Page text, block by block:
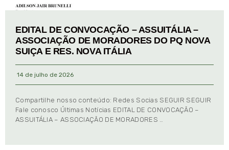
EDITAL DE CONVOCAÇÃO – ASSUITÁLIA –
ASSOCIAÇÃO DE MORADORES DO PQ NOVA
SUIÇA E RES. NOVA ITÁLIA
14 de julho de 2026
Compartilhe nosso conteúdo: Redes Socias SEGUIR SEGUIR
Fale conosco Últimas Notícias EDITAL DE CONVOCAÇÃO –
ASSUITÁLIA – ASSOCIAÇÃO DE MORADORES …